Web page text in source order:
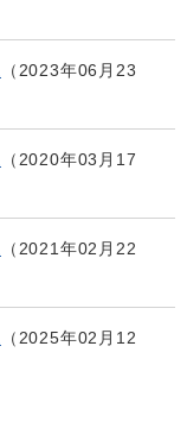
2023年06月23
2020年03月17
2021年02月22
2025年02月12